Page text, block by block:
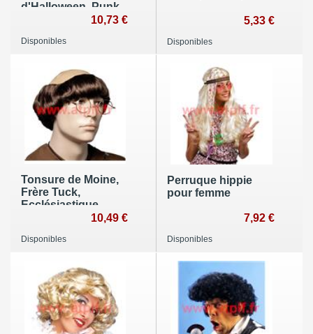
d'Halloween, Punk,
10,73 €
Disponibles
5,33 €
Disponibles
Tonsure de Moine,
Frère Tuck,
Ecclésiastique
10,49 €
Disponibles
Perruque hippie
pour femme
7,92 €
Disponibles